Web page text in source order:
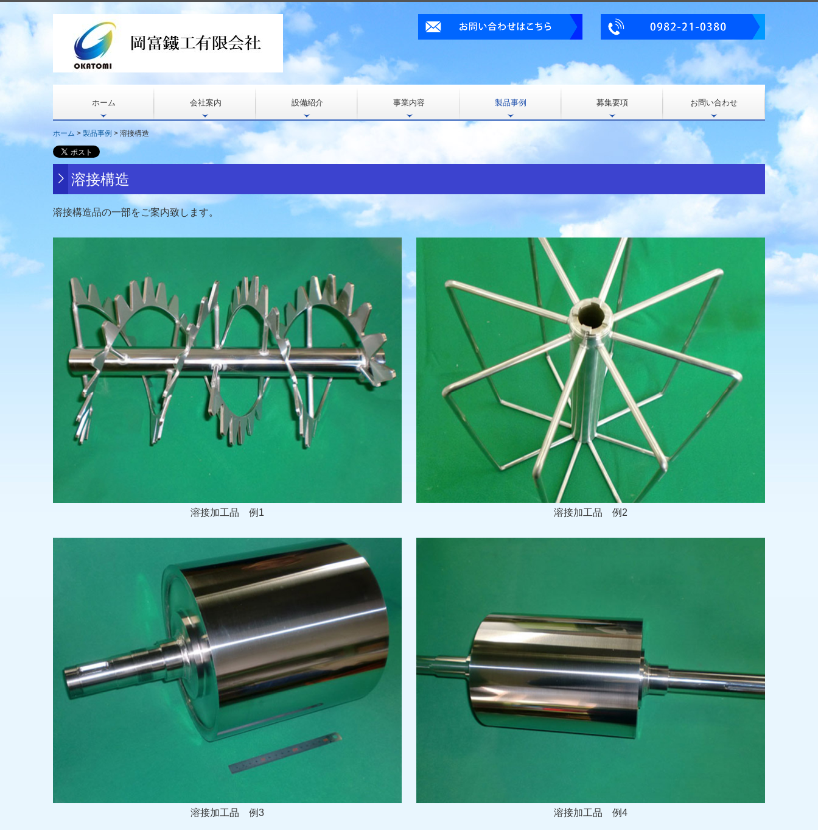
ホーム 会社案内 設備紹介 事業内容 製品事例 募集要項 お問い合わせ
プライバシーポリシー
ホーム 製品事例 溶接構造
溶接構造
溶接構造品の一部をご案内致します。
溶接加工品 例1 溶接加工品 例2
溶接加工品 例3 溶接加工品 例4